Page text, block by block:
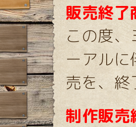
販売終
この度、
ーアル
売を、終
制作販売